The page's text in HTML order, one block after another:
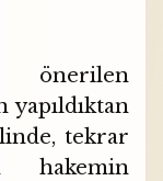
önerilen
yapıldıktan
tekrar
hakemin